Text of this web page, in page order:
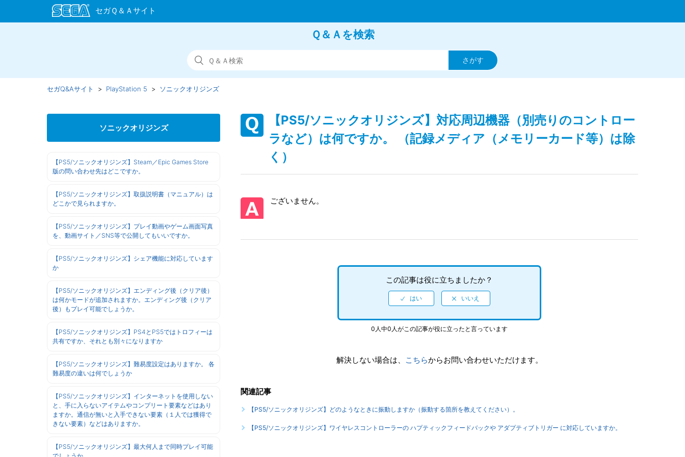
Ｑ＆Ａを検索
セガQ&Aサイト PlayStation 5 ソニックオリジンズ
ソニックオリジンズ
【PS5/ソニックオリジンズ】Steam／Epic Games Store
版の問い合わせ先はどこですか。
【PS5/ソニックオリジンズ】取扱説明書（マニュアル）は
どこかで見られますか。
【PS5/ソニックオリジンズ】プレイ動画やゲーム画面写真
を、動画サイト／SNS等で公開してもいいですか。
【PS5/ソニックオリジンズ】シェア機能に対応しています
か
【PS5/ソニックオリジンズ】エンディング後（クリア後）
は何かモードが追加されますか。エンディング後（クリア
後）もプレイ可能でしょうか。
【PS5/ソニックオリジンズ】PS4とPS5ではトロフィーは
共有ですか、それとも別々になりますか
【PS5/ソニックオリジンズ】難易度設定はありますか。 各
難易度の違いは何でしょうか
【PS5/ソニックオリジンズ】インターネットを使用しない
と、手に入らないアイテムやコンプリート要素などはあり
ますか。通信が無いと入手できない要素（１人では獲得で
きない要素）などはありますか。
【PS5/ソニックオリジンズ】最大何人まで同時プレイ可能
【PS5/ソニックオリジンズ】対応周辺機器（別売りのコントロー
ラなど）は何ですか。 （記録メディア（メモリーカード等）は除
く）
ございません。
この記事は役に立ちましたか？
0人中0人がこの記事が役に立ったと言っています
解決しない場合は、 こちらからお問い合わせいただけます。
関連記事
【PS5/ソニックオリジンズ】どのようなときに振動しますか（振動する箇所を教えてください）。
【PS5/ソニックオリジンズ】ワイヤレスコントローラーの ハプティックフィードバックや アダプティブトリガー に対応していますか。